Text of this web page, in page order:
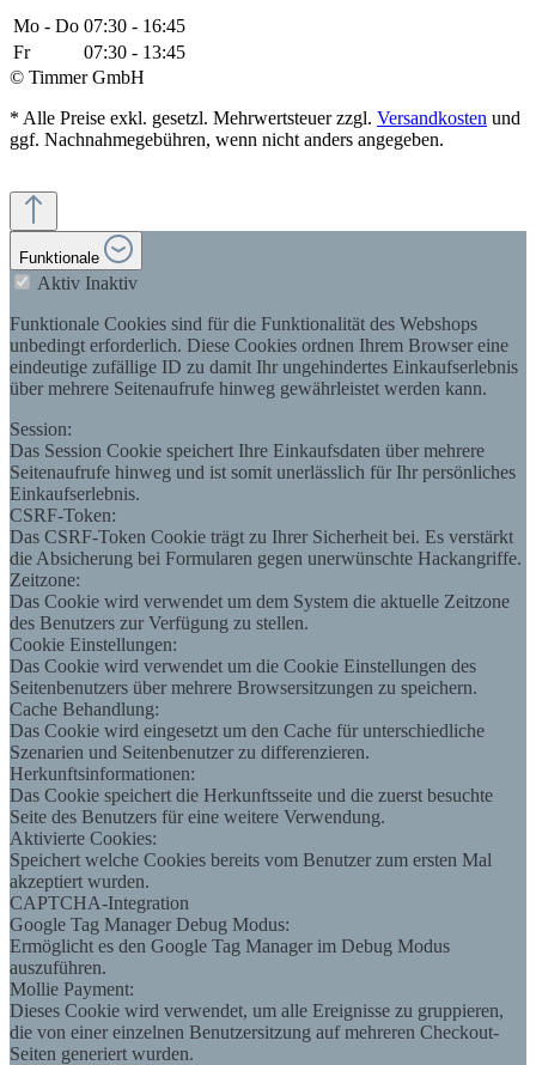
Mo - Do 07:30 - 16:45
Fr
07:30 - 13:45
© Timmer GmbH
* Alle Preise exkl. gesetzl. Mehrwertsteuer zzgl. Versandkosten und
ggf. Nachnahmegebühren, wenn nicht anders angegeben.
Funktionale
Aktiv Inaktiv
Funktionale Cookies sind für die Funktionalität des Webshops
unbedingt erforderlich. Diese Cookies ordnen Ihrem Browser eine
eindeutige zufällige ID zu damit Ihr ungehindertes Einkaufserlebnis
über mehrere Seitenaufrufe hinweg gewährleistet werden kann.
Session:
Das Session Cookie speichert Ihre Einkaufsdaten über mehrere
Seitenaufrufe hinweg und ist somit unerlässlich für Ihr persönliches
Einkaufserlebnis.
CSRF-Token:
Das CSRF-Token Cookie trägt zu Ihrer Sicherheit bei. Es verstärkt
die Absicherung bei Formularen gegen unerwünschte Hackangriffe.
Zeitzone:
Das Cookie wird verwendet um dem System die aktuelle Zeitzone
des Benutzers zur Verfügung zu stellen.
Cookie Einstellungen:
Das Cookie wird verwendet um die Cookie Einstellungen des
Seitenbenutzers über mehrere Browsersitzungen zu speichern.
Cache Behandlung:
Das Cookie wird eingesetzt um den Cache für unterschiedliche
Szenarien und Seitenbenutzer zu differenzieren.
Herkunftsinformationen:
Das Cookie speichert die Herkunftsseite und die zuerst besuchte
Seite des Benutzers für eine weitere Verwendung.
Aktivierte Cookies:
Speichert welche Cookies bereits vom Benutzer zum ersten Mal
akzeptiert wurden.
CAPTCHA-Integration
Google Tag Manager Debug Modus:
Ermöglicht es den Google Tag Manager im Debug Modus
auszuführen.
Mollie Payment:
Dieses Cookie wird verwendet, um alle Ereignisse zu gruppieren,
die von einer einzelnen Benutzersitzung auf mehreren Checkout-
Seiten generiert wurden.